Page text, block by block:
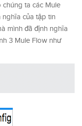
chúng ta các Mule
của tập tin
mình đã định nghĩa
3 Mule Flow như